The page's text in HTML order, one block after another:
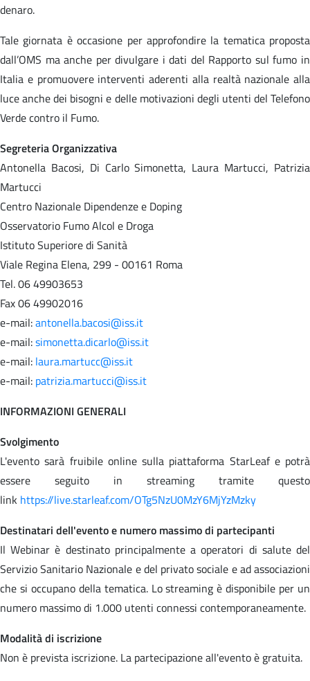
denaro.
Tale giornata è occasione per approfondire la tematica proposta
dall’OMS ma anche per divulgare i dati del Rapporto sul fumo in
Italia e promuovere interventi aderenti alla realtà nazionale alla
luce anche dei bisogni e delle motivazioni degli utenti del Telefono
Verde contro il Fumo.
Segreteria Organizzativa
Antonella Bacosi, Di Carlo Simonetta, Laura Martucci, Patrizia
Martucci
Centro Nazionale Dipendenze e Doping
Osservatorio Fumo Alcol e Droga
Istituto Superiore di Sanità
Viale Regina Elena, 299 - 00161 Roma
Tel. 06 49903653
Fax 06 49902016
e-mail:antonella.bacosi@iss.it
e-mail:simonetta.dicarlo@iss.it
e-mail: laura.martucc@iss.it
e-mail: patrizia.martucci@iss.it
INFORMAZIONI GENERALI
Svolgimento
L'evento sarà fruibile online sulla piattaforma StarLeaf e potrà
essere seguito in streaming tramite questo
link https://live.starleaf.com/OTg5NzU0MzY6MjYzMzky
Destinatari dell'evento e numero massimo di partecipanti
Il Webinar è destinato principalmente a operatori di salute del
Servizio Sanitario Nazionale e del privato sociale e ad associazioni
che si occupano della tematica. Lo streaming è disponibile per un
numero massimo di 1.000 utenti connessi contemporaneamente.
Modalità di iscrizione
Non è prevista iscrizione. La partecipazione all'evento è gratuita.